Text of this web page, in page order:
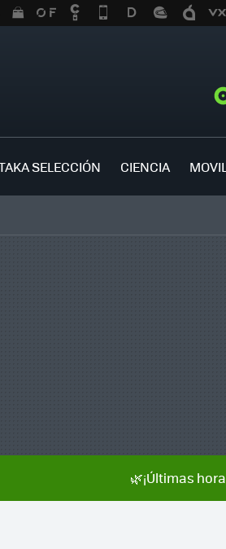
SELECCIÓN CIENCIA
🌿¡Últimas